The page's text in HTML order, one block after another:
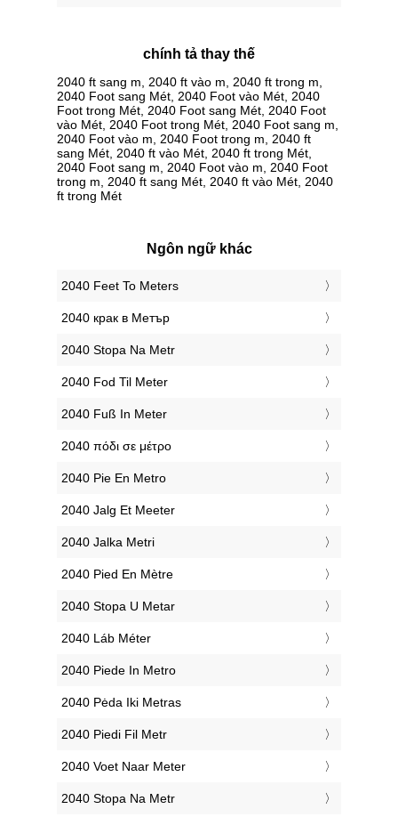
chính tả thay thế
2040 ft sang m, 2040 ft vào m, 2040 ft trong m,
2040 Foot sang Mét, 2040 Foot vào Mét, 2040
Foot trong Mét, 2040 Foot sang Mét, 2040 Foot
vào Mét, 2040 Foot trong Mét, 2040 Foot sang m,
2040 Foot vào m, 2040 Foot trong m, 2040 ft
sang Mét, 2040 ft vào Mét, 2040 ft trong Mét,
2040 Foot sang m, 2040 Foot vào m, 2040 Foot
trong m, 2040 ft sang Mét, 2040 ft vào Mét, 2040
ft trong Mét
Ngôn ngữ khác
‎2040 Feet To Meters
‎2040 крак в Метър
‎2040 Stopa Na Metr
‎2040 Fod Til Meter
‎2040 Fuß In Meter
‎2040 πόδι σε μέτρο
‎2040 Pie En Metro
‎2040 Jalg Et Meeter
‎2040 Jalka Metri
‎2040 Pied En Mètre
‎2040 Stopa U Metar
‎2040 Láb Méter
‎2040 Piede In Metro
‎2040 Pėda Iki Metras
‎2040 Piedi Fil Metr
‎2040 Voet Naar Meter
‎2040 Stopa Na Metr